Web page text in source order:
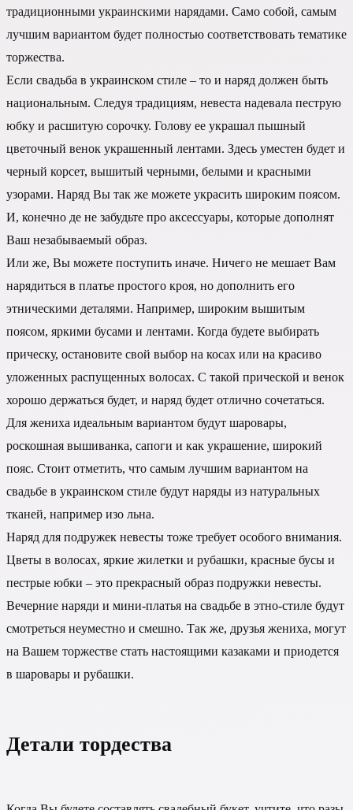
традиционными украинскими нарядами. Само собой, самым
лучшим вариантом будет полностью соответствовать тематике
торжества.
Если свадьба в украинском стиле – то и наряд должен быть
национальным. Следуя традициям, невеста надевала пеструю
юбку и расшитую сорочку. Голову ее украшал пышный
цветочный венок украшенный лентами. Здесь уместен будет и
черный корсет, вышитый черными, белыми и красными
узорами. Наряд Вы так же можете украсить широким поясом.
И, конечно де не забудьте про аксессуары, которые дополнят
Ваш незабываемый образ.
Или же, Вы можете поступить иначе. Ничего не мешает Вам
нарядиться в платье простого кроя, но дополнить его
этническими деталями. Например, широким вышитым
поясом, яркими бусами и лентами. Когда будете выбирать
прическу, остановите свой выбор на косах или на красиво
уложенных распущенных волосах. С такой прической и венок
хорошо держаться будет, и наряд будет отлично сочетаться.
Для жениха идеальным вариантом будут шаровары,
роскошная вышиванка, сапоги и как украшение, широкий
пояс. Стоит отметить, что самым лучшим вариантом на
свадьбе в украинском стиле будут наряды из натуральных
тканей, например изо льна.
Наряд для подружек невесты тоже требует особого внимания.
Цветы в волосах, яркие жилетки и рубашки, красные бусы и
пестрые юбки – это прекрасный образ подружки невесты.
Вечерние наряди и мини-платья на свадьбе в этно-стиле будут
смотреться неуместно и смешно. Так же, друзья жениха, могут
на Вашем торжестве стать настоящими казаками и приодется
в шаровары и рубашки.
Детали тордества